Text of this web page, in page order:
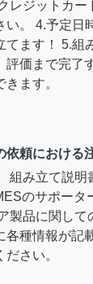
レジットカー
い。 4.予定日
ます！ 5.組
評価まで完了
ます。
依頼における
組み立て説明
のサポータ
製品に関して
各種情報が記
さい。